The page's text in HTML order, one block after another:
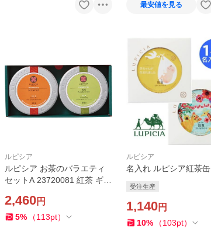
最安値を見る
ルピシア
ルピシア お茶のバラエティ
セットA 23720081 紅茶 ギフ
お返し 香典返し お中元 お歳
暮 プレゼント
2,460円
5% （113pt）
ルピシア
名入れ ルピシア紅茶缶
受注生産
1,140円
10% （103pt）